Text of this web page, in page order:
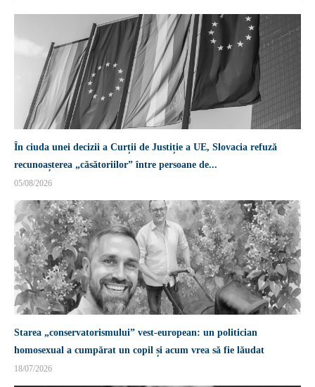
În ciuda unei decizii a Curții de Justiție a UE, Slovacia refuză
recunoașterea „căsătoriilor” între persoane de...
05/08/2026
Starea „conservatorismului” vest-european: un politician
homosexual a cumpărat un copil și acum vrea să fie lăudat
18/07/2026